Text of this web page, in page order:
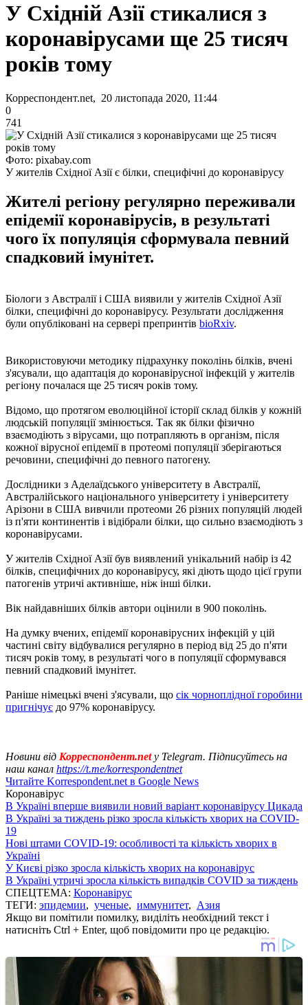
У Східній Азії стикалися з
коронавірусами ще 25 тисяч
років тому
Корреспондент.net, 20 листопада 2020, 11:44
0
741
Фото: pixabay.com
У жителів Східної Азії є білки, специфічні до коронавірусу
Жителі регіону регулярно переживали
епідемії коронавірусів, в результаті
чого їх популяція сформувала певний
спадковий імунітет.
Біологи з Австралії і США виявили у жителів Східної Азії
білки, специфічні до коронавірусу. Результати дослідження
були опубліковані на сервері препринтів bioRxiv.
Використовуючи методику підрахунку поколінь білків, вчені
з'ясували, що адаптація до коронавірусної інфекцій у жителів
регіону почалася ще 25 тисяч років тому.
Відомо, що протягом еволюційної історії склад білків у кожній
людській популяції змінюється. Так як білки фізично
взаємодіють з вірусами, що потрапляють в організм, після
кожної вірусної епідемії в протеомі популяції зберігаються
речовини, специфічні до певного патогену.
Дослідники з Аделаїдського університету в Австралії,
Австралійського національного університету і університету
Арізони в США вивчили протеоми 26 різних популяцій людей
із п'яти континентів і відібрали білки, що сильно взаємодіють з
коронавірусами.
У жителів Східної Азії був виявлений унікальний набір із 42
білків, специфічних до коронавірусу, які діють щодо цієї групи
патогенів утричі активніше, ніж інші білки.
Вік найдавніших білків автори оцінили в 900 поколінь.
На думку вчених, епідемії коронавірусних інфекцій у цій
частині світу відбувалися регулярно в період від 25 до п'яти
тисяч років тому, в результаті чого в популяції сформувався
певний спадковий імунітет.
Раніше німецькі вчені з'ясували, що сік чорноплідної горобини
пригнічує до 97% коронавірусу.
Новини від Корреспондент.netу Telegram. Підписуйтесь на
наш канал https://t.me/korrespondentnet
Читайте Korrespondent.net в Google News
Коронавірус
В Україні вперше виявили новий варіант коронавірусу Цикада
В Україні за тиждень різко зросла кількість хворих на COVID-
19
Нові штами COVID-19: особливості та кількість хворих в
Україні
У Києві різко зросла кількість хворих на коронавірус
В Україні утричі зросла кількість випадків COVID за тиждень
СПЕЦТЕМА: Коронавірус
ТЕГИ: эпидемии, ученые, иммунитет, Азия
Якщо ви помітили помилку, виділіть необхідний текст і
натисніть Ctrl + Enter, щоб повідомити про це редакцію.